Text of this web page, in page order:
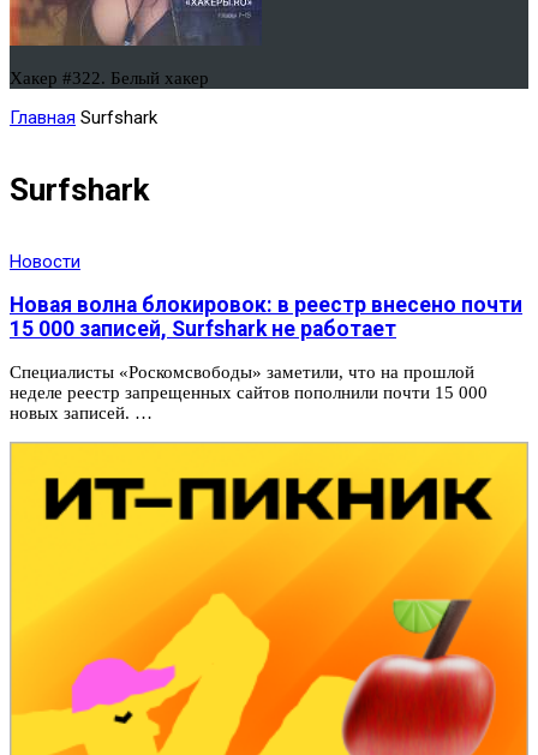
Хакер #322. Белый хакер
Главная Surfshark
Surfshark
Новости
Новая волна блокировок: в реестр внесено почти
15 000 записей, Surfshark не работает
Специалисты «Роскомсвободы» заметили, что на прошлой
неделе реестр запрещенных сайтов пополнили почти 15 000
новых записей. …